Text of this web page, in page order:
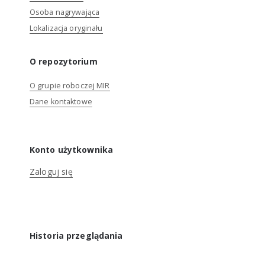
Osoba nagrywająca
Lokalizacja oryginału
O repozytorium
O grupie roboczej MIR
Dane kontaktowe
Konto użytkownika
Zaloguj się
Historia przeglądania